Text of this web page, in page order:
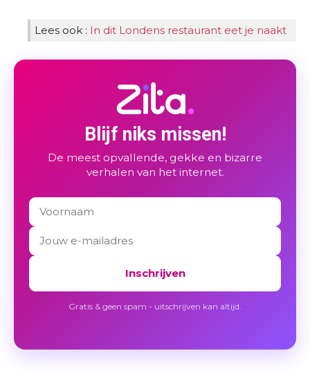
Lees ook : In dit Londens restaurant eet je naakt
Blijf niks missen!
De meest opvallende, gekke en bizarre
verhalen van het internet.
Inschrijven
Gratis & geen spam - uitschrijven kan altijd.